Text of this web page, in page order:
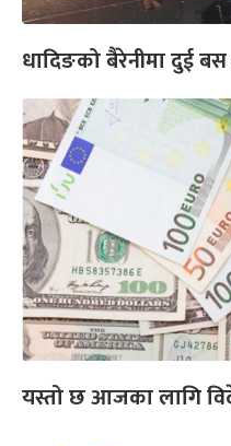
धादिङको बैरेनीमा दुई
यस्तो छ आजका लागि